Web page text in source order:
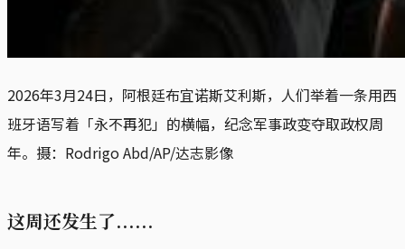
2026年3月24日，阿根廷布宜诺斯艾利斯，人们举着一条用西
班牙语写着「永不再犯」的横幅，纪念军事政变夺取政权周
年。摄：Rodrigo Abd/AP/达志影像
这周还发生了......